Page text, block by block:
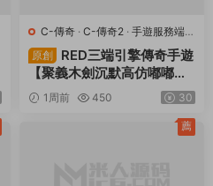
C-傳奇 · C-傳奇2 · 手遊服務端·
端遊服務端
原創
RED三端引擎傳奇手遊
【聚義木劍沉默高仿嘟嘟沉
默】Win一鍵服務端+安卓蘋
果PC三端+視頻架設教程
1周前 450 30
薦